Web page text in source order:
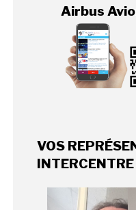
Airbus
VOS
INTERCENTRE